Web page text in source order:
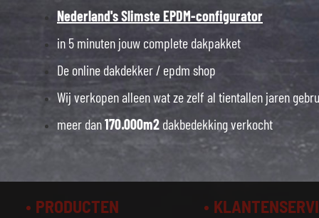
Nederland's Slimste EPDM-configurator
in 5 minuten jouw complete dakpakket
De online dakdekker / epdm shop
Wij verkopen alleen wat ze zelf al tientallen jaren
meer dan 170.000m2 dakbedekking verkocht
PRODUCTEN